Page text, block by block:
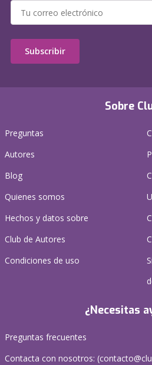
Sobre
Preguntas
Autores
Blog
Quienes somos
Hechos y datos sobre
Club de Autores
Condiciones de uso
¿Necesitas
Preguntas frecuentes
Contacta con nosotros: (
Subscribir